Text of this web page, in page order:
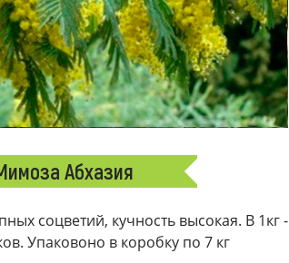
Абхазия
соцветий, кучность высокая. В 1кг -
Упаковоно в коробку по 7 кг